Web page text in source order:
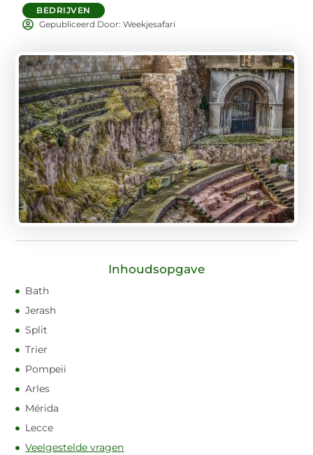
BEDRIJVEN
Gepubliceerd Door: Weekjesafari
Inhoudsopgave
Bath
Jerash
Split
Trier
Pompeii
Arles
Mérida
Lecce
Veelgestelde vragen